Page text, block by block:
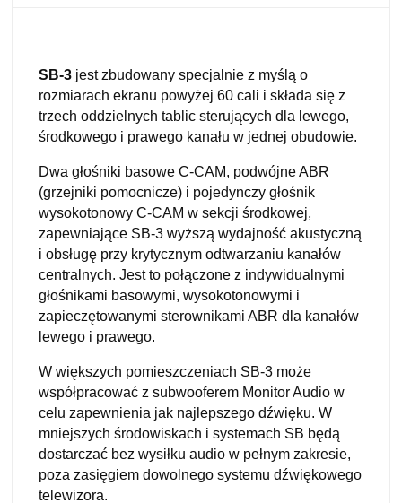
SB-3 jest zbudowany specjalnie z myślą o
rozmiarach ekranu powyżej 60 cali i składa się z
trzech oddzielnych tablic sterujących dla lewego,
środkowego i prawego kanału w jednej obudowie.
Dwa głośniki basowe C-CAM, podwójne ABR
(grzejniki pomocnicze) i pojedynczy głośnik
wysokotonowy C-CAM w sekcji środkowej,
zapewniające SB-3 wyższą wydajność akustyczną
i obsługę przy krytycznym odtwarzaniu kanałów
centralnych. Jest to połączone z indywidualnymi
głośnikami basowymi, wysokotonowymi i
zapieczętowanymi sterownikami ABR dla kanałów
lewego i prawego.
W większych pomieszczeniach SB-3 może
współpracować z subwooferem Monitor Audio w
celu zapewnienia jak najlepszego dźwięku. W
mniejszych środowiskach i systemach SB będą
dostarczać bez wysiłku audio w pełnym zakresie,
poza zasięgiem dowolnego systemu dźwiękowego
telewizora.